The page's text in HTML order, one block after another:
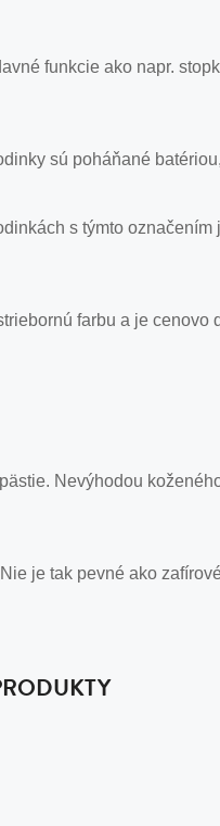
funkcie ako napr.
sú poháňané
s týmto
farbu a je
Nevýhodou
je tak pevné ako